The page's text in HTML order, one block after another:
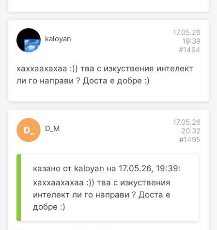
kaloyan
17.05.26
19:39
#1494
хаххаахахаа :)) тва с изкуствения интелект
ли го направи ? Доста е добре :)
D_ D_M
17.05.26
20:32
#1495
казано от kaloyan на 17.05.26, 19:39:
хаххаахахаа :)) тва с изкуствения
интелект ли го направи ? Доста е
добре :)